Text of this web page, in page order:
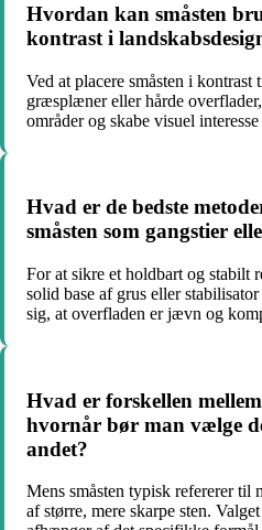
Hvordan kan småsten
kontrast i
Ved at placere småsten i kontrast
græsplæner eller hårde
områder og skabe visuel
Hvad er de bedste
småsten som gangstier
For at sikre et holdbart og stabilt
solid base af grus eller
sig, at overfladen er jævn og
Hvad er forskellen
hvornår bør man vælge
andet?
Mens småsten typisk refererer til
af større, mere skarpe sten.